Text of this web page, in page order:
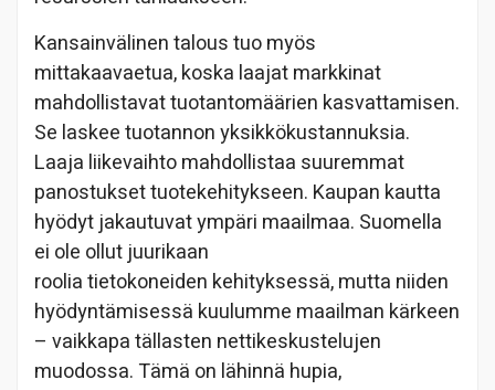
Kansainvälinen talous tuo myös
mittakaavaetua, koska laajat markkinat
mahdollistavat tuotantomäärien kasvattamisen.
Se laskee tuotannon yksikkökustannuksia.
Laaja liikevaihto mahdollistaa suuremmat
panostukset tuotekehitykseen. Kaupan kautta
hyödyt jakautuvat ympäri maailmaa. Suomella
ei ole ollut juurikaan
roolia tietokoneiden kehityksessä, mutta niiden
hyödyntämisessä kuulumme maailman kärkeen
– vaikkapa tällasten nettikeskustelujen
muodossa. Tämä on lähinnä hupia,